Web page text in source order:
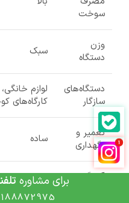
سوخت
وزن
دستگاه
سبک
دستگاه‌های
سازگار
لوازم خانگی،
کارگاه‌های
تعمیر و
نگهداری
ساده
آلودگی
کم
برای مشاوره